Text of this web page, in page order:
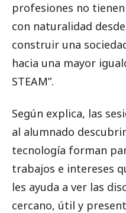
profesiones no
con naturalidad
construir una
hacia una mayor
STEAM”.
Según explica, las
al alumnado
tecnología forman
trabajos e intereses
les ayuda a ver las
cercano, útil y